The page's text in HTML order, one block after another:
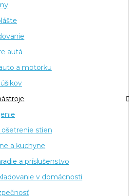
autá
a motorku
ošetrenie stien
a kuchyne
a príslušenstvo
v domácnosti